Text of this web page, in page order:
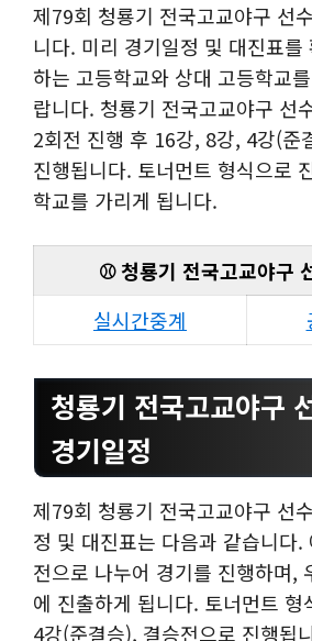
제79회 청룡기 전국고교야구 선
니다. 미리 경기일정 및 대진표를
하는 고등학교와 상대 고등학교
랍니다. 청룡기 전국고교야구 선
2회전 진행 후 16강, 8강, 4강(준
진행됩니다. 토너먼트 형식으로
학교를 가리게 됩니다.
⚾ 청룡기 전국고교야구
실시간중계
청룡기 전국고교야구
경기일정
제79회 청룡기 전국고교야구 선
정 및 대진표는 다음과 같습니다.
전으로 나누어 경기를 진행하며,
에 진출하게 됩니다. 토너먼트
4강(준결승), 결승전으로 진행됩